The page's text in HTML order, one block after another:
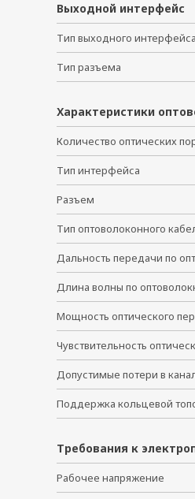
Выходной интерфейс
Тип выходного интерфейса
Тип разъема
Характеристики
Количество оптических
Тип интерфейса
Разъем
Тип оптоволоконного
Дальность передачи по
Длина волны по
Мощность оптического
Чувствительность
Допустимые потери в
Поддержка кольцевой
Требования к
Рабочее напряжение